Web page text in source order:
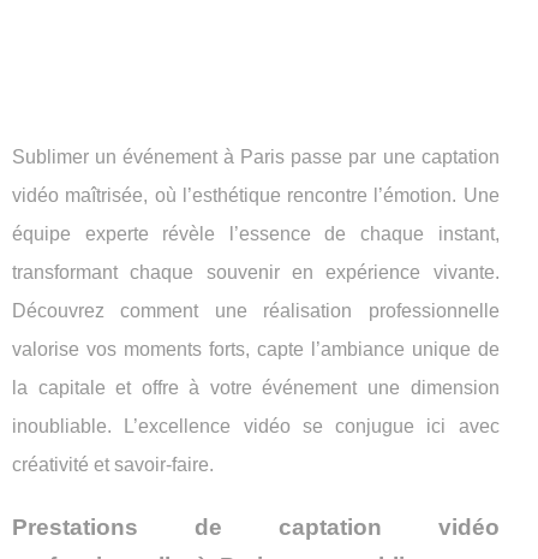
Sublimer un événement à Paris passe par une captation
vidéo maîtrisée, où l’esthétique rencontre l’émotion. Une
équipe experte révèle l’essence de chaque instant,
transformant chaque souvenir en expérience vivante.
Découvrez comment une réalisation professionnelle
valorise vos moments forts, capte l’ambiance unique de
la capitale et offre à votre événement une dimension
inoubliable. L’excellence vidéo se conjugue ici avec
créativité et savoir-faire.
Prestations de captation vidéo